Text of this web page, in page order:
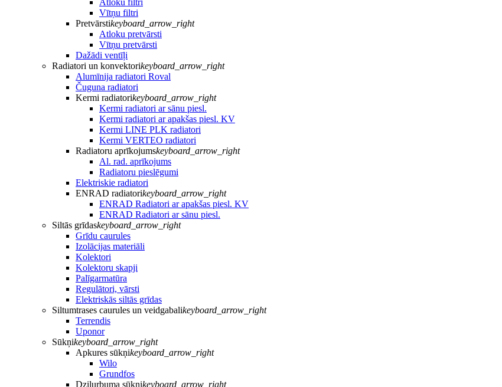
Atloku filtri
Vītņu filtri
Pretvārstikeyboard_arrow_right
Atloku pretvārsti
Vītņu pretvārsti
Dažādi ventīļi
Radiatori un konvektorikeyboard_arrow_right
Alumīnija radiatori Roval
Čuguna radiatori
Kermi radiatorikeyboard_arrow_right
Kermi radiatori ar sānu piesl.
Kermi radiatori ar apakšas piesl. KV
Kermi LINE PLK radiatori
Kermi VERTEO radiatori
Radiatoru aprīkojumskeyboard_arrow_right
Al. rad. aprīkojums
Radiatoru pieslēgumi
Elektriskie radiatori
ENRAD radiatorikeyboard_arrow_right
ENRAD Radiatori ar apakšas piesl. KV
ENRAD Radiatori ar sānu piesl.
Siltās grīdaskeyboard_arrow_right
Grīdu caurules
Izolācijas materiāli
Kolektori
Kolektoru skapji
Palīgarmatūra
Regulātori, vārsti
Elektriskās siltās grīdas
Siltumtrases caurules un veidgabalikeyboard_arrow_right
Terrendis
Uponor
Sūkņikeyboard_arrow_right
Apkures sūkņikeyboard_arrow_right
Wilo
Grundfos
Dziļurbuma sūkņikeyboard_arrow_right